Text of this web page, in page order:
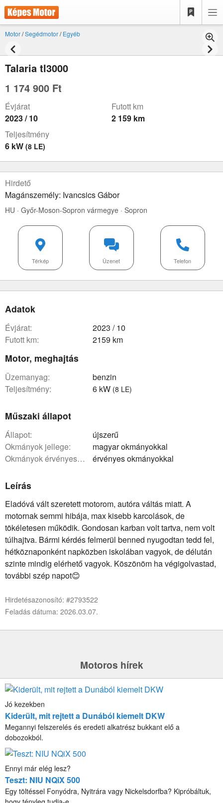
Motor/Segédmotor/Egyéb
Talaria tl3000
1 174 900 Ft
Évjárat
2023 / 10
Futott km
2 159 km
Teljesítmény
6 kW (8 LE)
Hirdető
Magánszemély: Ivancsics Gábor
HU · Győr-Moson-Sopron vármegye · Sopron
Telefon
Üzenet
Térkép
Adatok
évjárat:
2023 / 10
futott km:
2159 km
Motor, meghajtás
üzemanyag:
benzin
teljesítmény:
6 kW (8 LE)
Műszaki állapot
állapot:
újszerű
okmányok jellege:
magyar okmányokkal
okmányok érvényessége:
érvényes okmányokkal
Leírás
Eladóvá vált szeretett motorom, autóra váltás miatt. A
motornak semmi hibája, max kisebb karcolások, de
tökéletesen működik. Gondosan karban volt tartva, nem volt
túlhajtva. Bármi kérdés felmerül benned nyugodtan tedd fel,
hétköznaponként napközben iskolában vagyok, de délután
szinte mindig elérhető vagyok. Köszönöm ha végigolvastad,
további szép napot😊
Hirdetésazonosító: #2793522
Feladás dátuma: 2026.03.07.
Motoros hírek
Jó kezekben
Kiderült, mit rejtett a Dunából kiemelt DKW
Megannyi felszerelés és eredeti alkatrész bukkant elő a
dobozokból.
Ennyi már elég lesz?
Teszt: NIU NQiX 500
Egy töltéssel Fonyódra, Nyitrára vagy Nickelsdorfba? Kipróbáltuk,